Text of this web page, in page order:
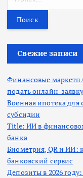
т
Свежие записи
Финансовые
подать онлайн-
Военная ипотека для
субсидии
Title: ИИ в
банка
Биометрия, QR и ИИ:
банковский сервис
Депозиты в 2026